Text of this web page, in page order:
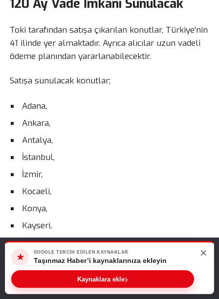
120 Ay Vade İmkânı Sunulacak
Toki tarafından satışa çıkarılan konutlar, Türkiye’nin
41 ilinde yer almaktadır. Ayrıca alıcılar uzun vadeli
ödeme planından yararlanabilecektir.
Satışa sunulacak konutlar;
Adana,
Ankara,
Antalya,
İstanbul,
İzmir,
Kocaeli,
Konya,
Kayseri,
Sakarya,
Şanlıurfa,
Web sitemizde size en iyi deneyimi sunabilmemiz için çerezleri
kullanıyoruz. Bu siteyi kullanmaya devam ederseniz, bunu kabul
ettiğinizi varsayarız.
Tamam
★
GOOGLE TERCIH EDILEN KAYNAKLAR
Taşınmaz Haber’i kaynaklarınıza ekleyin
Kaynaklara ekle›
×